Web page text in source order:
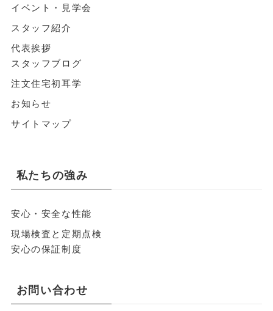
イベント・見学会
スタッフ紹介
代表挨拶
スタッフブログ
注文住宅初耳学
お知らせ
サイトマップ
私たちの強み
安心・安全な性能
現場検査と定期点検
安心の保証制度
お問い合わせ